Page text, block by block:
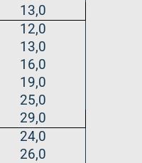
13,0
12,0
13,0
16,0
19,0
25,0
29,0
24,0
26,0